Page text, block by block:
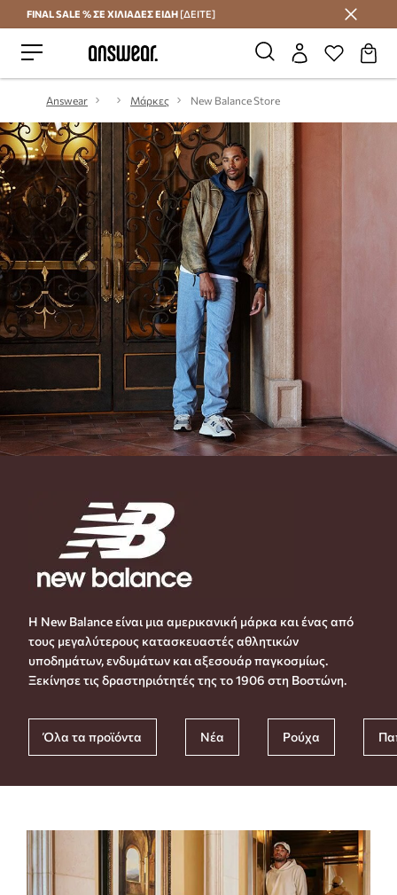
Εξοικονομήστε με το Answear Club
FINAL SALE % ΣΕ ΧΙΛΙΑΔΕΣ ΕΙΔΗ [ΔΕΙΤΕ]
Answear Μάρκες New Balance Store
Η New Balance είναι μια αμερικανική μάρκα και ένας από
τους μεγαλύτερους κατασκευαστές αθλητικών
υποδημάτων, ενδυμάτων και αξεσουάρ παγκοσμίως.
Ξεκίνησε τις δραστηριότητές της το 1906 στη Βοστώνη.
Όλα τα προϊόντα Νέα Ρούχα